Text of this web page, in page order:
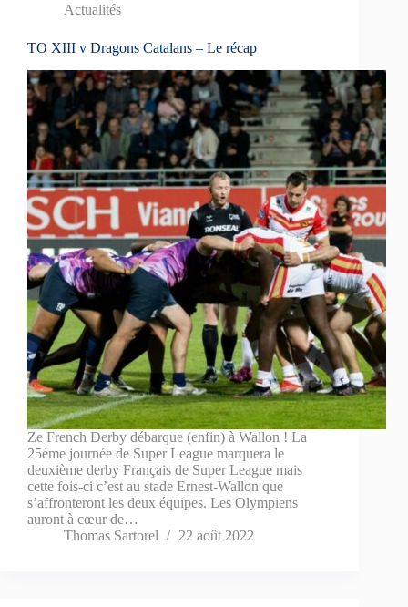
Actualités
TO XIII v Dragons Catalans – Le récap
Ze French Derby débarque (enfin) à Wallon ! La
25ème journée de Super League marquera le
deuxième derby Français de Super League mais
cette fois-ci c’est au stade Ernest-Wallon que
s’affronteront les deux équipes. Les Olympiens
auront à cœur de…
Thomas Sartorel
22 août 2022